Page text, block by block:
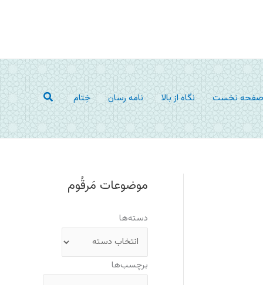
نخست نگاه از بالا نامه رسان خِتام جستجو
موضوعات مَرقُوم
دسته‌ها
برچسب‌ها